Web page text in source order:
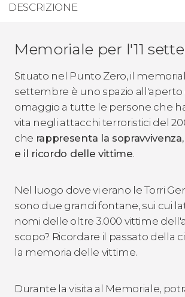
DESCRIZIONE
Memoriale per l'11
Situato nel Punto Zero, il
settembre è uno spazio
omaggio a tutte le persone che
vita negli attacchi terroristici del
che rappresenta la
e il ricordo delle vittime.
Nel luogo dove vi erano le Torri
sono due grandi fontane, sui cui
nomi delle oltre 3.000 vittime
scopo? Ricordare il passato della
la memoria delle vittime.
Durante la visita al Memoriale,